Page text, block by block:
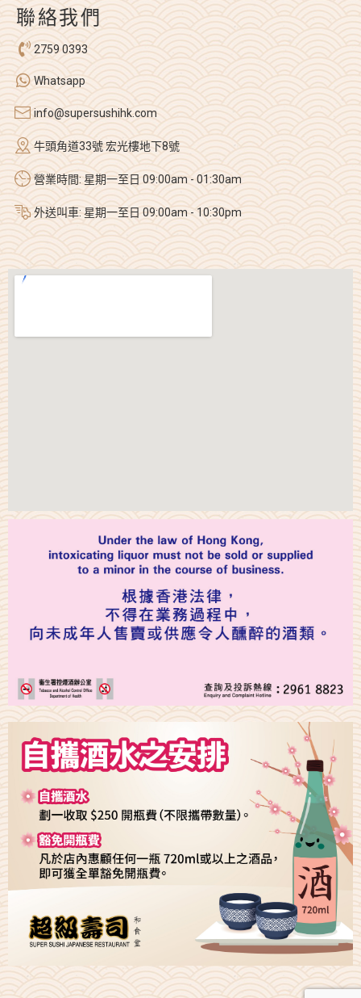
聯絡我們
2759 0393
Whatsapp
info@supersushihk.com
牛頭角道33號 宏光樓地下8號
營業時間: 星期一至日 09:00am - 01:30am
外送叫車: 星期一至日 09:00am - 10:30pm